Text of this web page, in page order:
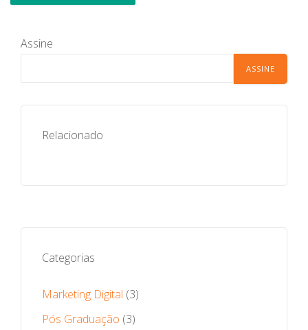
Assine
Relacionado
Categorias
Marketing Digital (3)
Pós Graduação (3)